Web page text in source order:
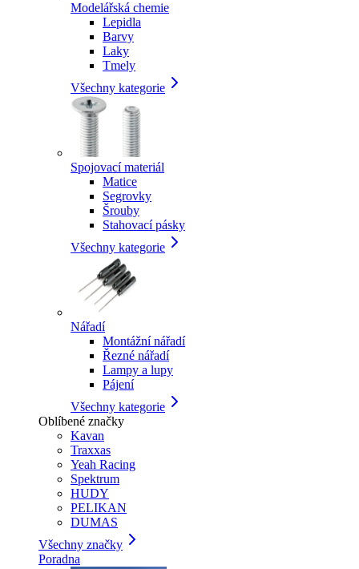
Modelářská chemie
Lepidla
Barvy
Laky
Tmely
Všechny kategorie
Spojovací materiál
Matice
Segrovky
Šrouby
Stahovací pásky
Všechny kategorie
Nářadí
Montážní nářadí
Řezné nářadí
Lampy a lupy
Pájení
Všechny kategorie
Oblíbené značky
Kavan
Traxxas
Yeah Racing
Spektrum
HUDY
PELIKAN
DUMAS
Všechny značky
Poradna